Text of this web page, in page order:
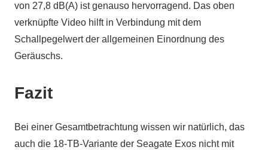
von 27,8 dB(A) ist genauso hervorragend. Das oben
verknüpfte Video hilft in Verbindung mit dem
Schallpegelwert der allgemeinen Einordnung des
Geräuschs.
Fazit
Bei einer Gesamtbetrachtung wissen wir natürlich, das
auch die 18-TB-Variante der Seagate Exos nicht mit